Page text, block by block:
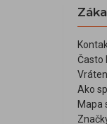
Často
Ako
Mapa